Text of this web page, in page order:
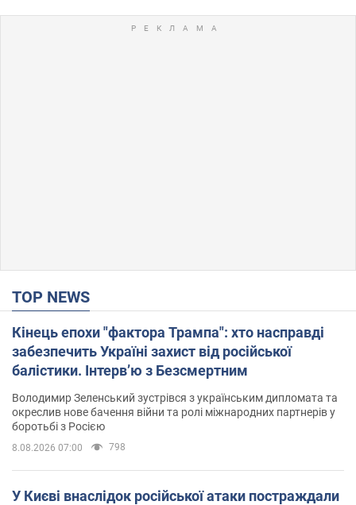
TOP NEWS
Кінець епохи "фактора Трампа": хто насправді
забезпечить Україні захист від російської
балістики. Інтерв’ю з Безсмертним
Володимир Зеленський зустрівся з українським дипломата та
окреслив нове бачення війни та ролі міжнародних партнерів у
боротьбі з Росією
8.08.2026 07:00 798
У Києві внаслідок російської атаки постраждали